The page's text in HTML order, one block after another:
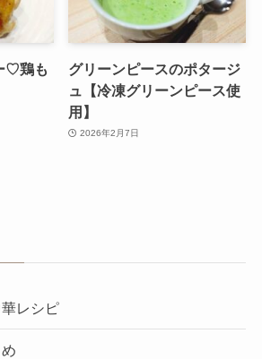
♡鶏も
グリーンピースのポタージ
ュ【冷凍グリーンピース使
用】
2026年2月7日
レシピ